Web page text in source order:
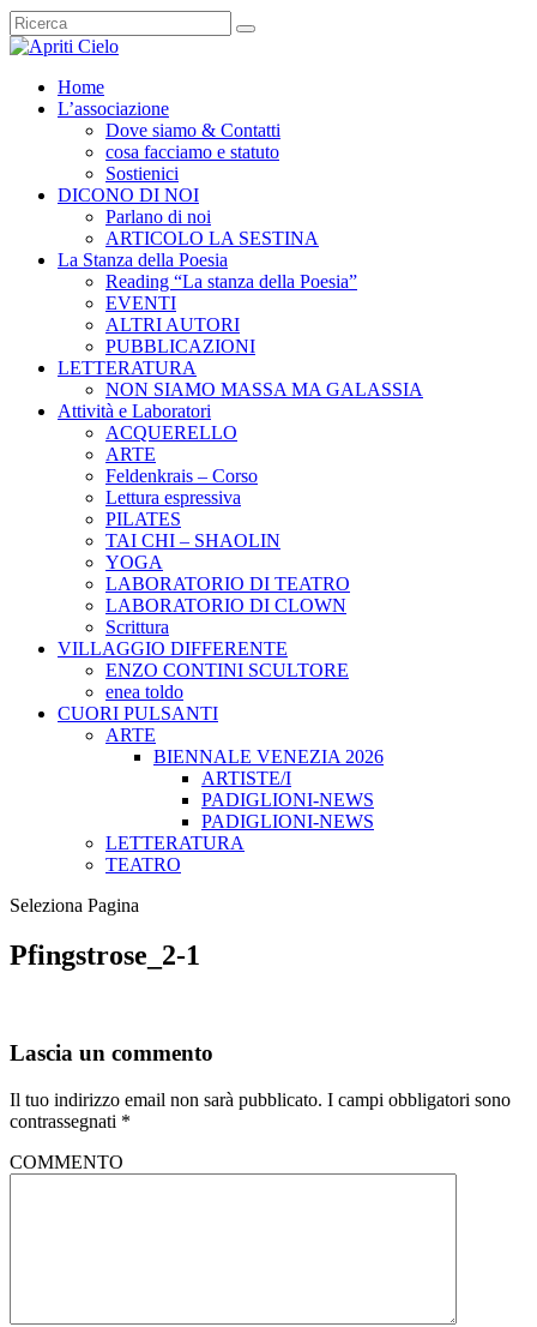
Home
L’associazione
Dove siamo & Contatti
cosa facciamo e statuto
Sostienici
DICONO DI NOI
Parlano di noi
ARTICOLO LA SESTINA
La Stanza della Poesia
Reading “La stanza della Poesia”
EVENTI
ALTRI AUTORI
PUBBLICAZIONI
LETTERATURA
NON SIAMO MASSA MA GALASSIA
Attività e Laboratori
ACQUERELLO
ARTE
Feldenkrais – Corso
Lettura espressiva
PILATES
TAI CHI – SHAOLIN
YOGA
LABORATORIO DI TEATRO
LABORATORIO DI CLOWN
Scrittura
VILLAGGIO DIFFERENTE
ENZO CONTINI SCULTORE
enea toldo
CUORI PULSANTI
ARTE
BIENNALE VENEZIA 2026
ARTISTE/I
PADIGLIONI-NEWS
PADIGLIONI-NEWS
LETTERATURA
TEATRO
Seleziona Pagina
Pfingstrose_2-1
Lascia un commento
Il tuo indirizzo email non sarà pubblicato. I campi obbligatori sono
contrassegnati *
COMMENTO